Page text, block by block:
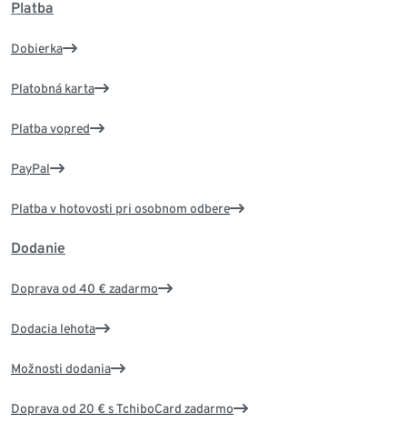
Platba
Dobierka
Platobná karta
Platba vopred
PayPal
Platba v hotovosti pri osobnom odbere
Dodanie
Doprava od 40 € zadarmo
Dodacia lehota
Možnosti dodania
Doprava od 20 € s TchiboCard zadarmo